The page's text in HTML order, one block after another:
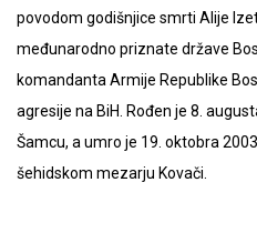
povodom godišnjice smrti Alije
međunarodno priznate države
komandanta Armije Republike
agresije na BiH. Rođen je 8.
Šamcu, a umro je 19. oktobra
šehidskom mezarju Kovači.